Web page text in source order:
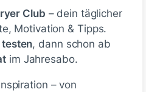
Club – dein täglicher
Motivation & Tipps.
testen, dann schon ab
im Jahresabo.
– von
halbieren…